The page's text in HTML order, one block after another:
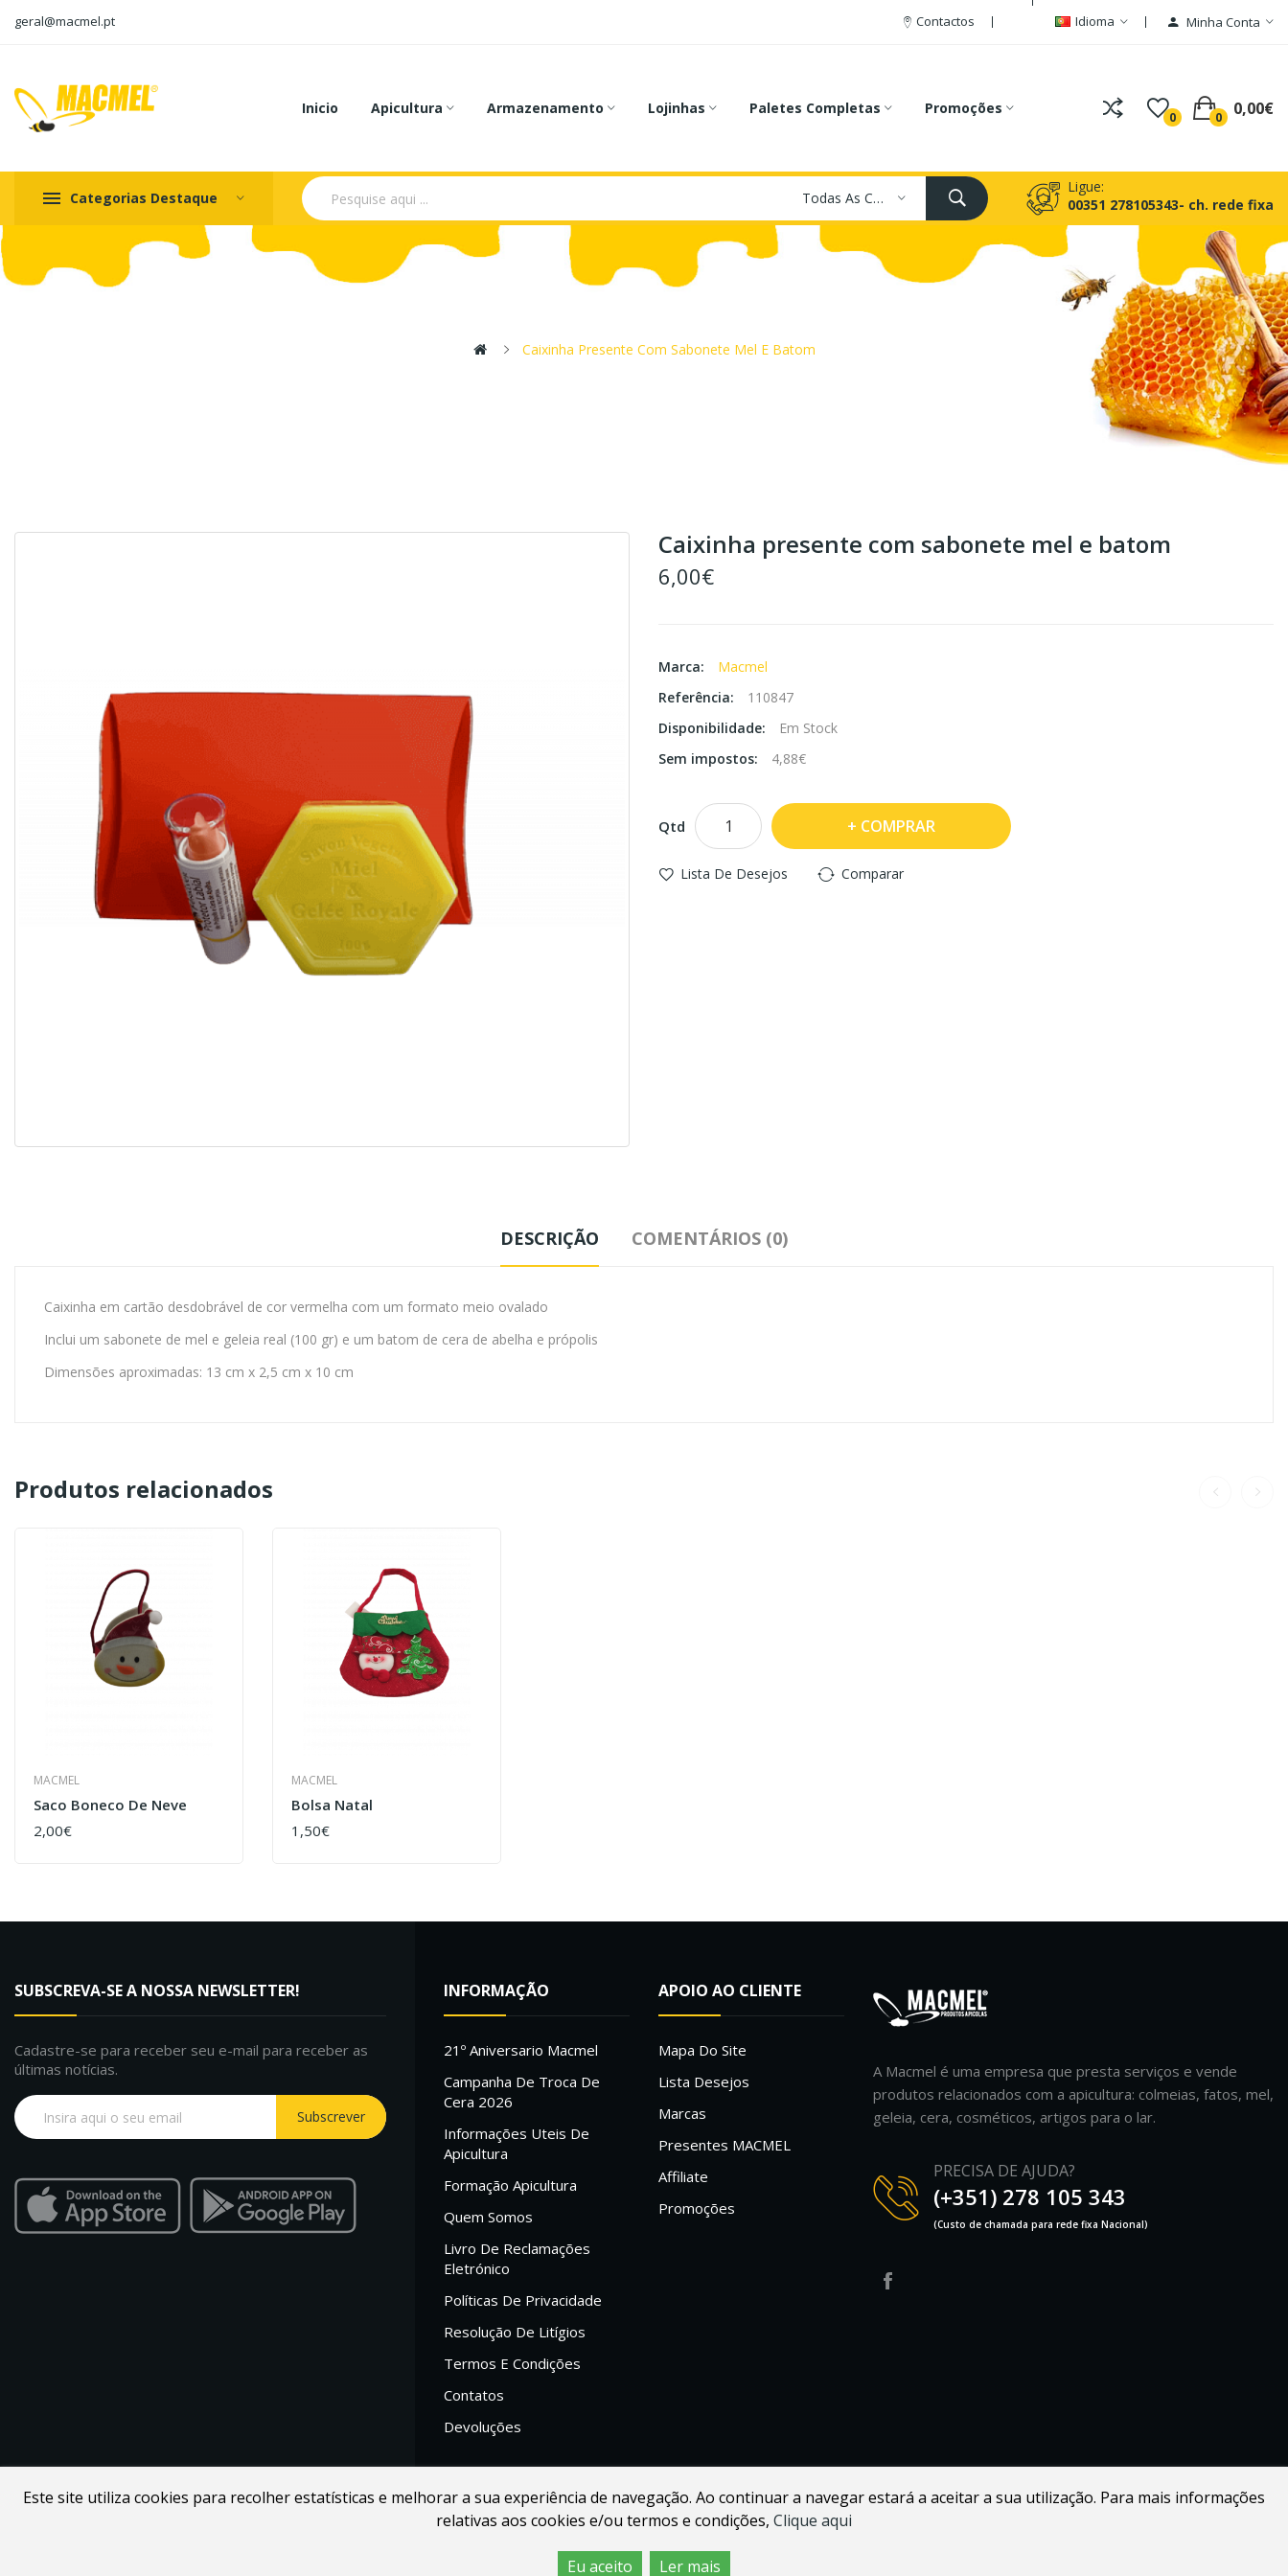
geral@macmel.pt Contactos Idioma Minha Conta
Inicio Apicultura Armazenamento Lojinhas Paletes Completas Promoções
0 0 0,00€
Categorias Destaque Todas As Categorias
Ligue:
00351 278105343- ch. rede fixa
Caixinha Presente Com Sabonete Mel E Batom
Caixinha presente com sabonete mel e batom
6,00€
Marca:
Macmel
Referência:
110847
Disponibilidade:
Em Stock
Sem impostos:
4,88€
Qtd COMPRAR
Lista De Desejos Comparar
DESCRIÇÃO COMENTÁRIOS (0)
Caixinha em cartão desdobrável de cor vermelha com um formato meio ovalado
Inclui um sabonete de mel e geleia real (100 gr) e um batom de cera de abelha e própolis
Dimensões aproximadas: 13 cm x 2,5 cm x 10 cm
Este site utiliza cookies para recolher estatísticas e melhorar a sua experiência de navegação. Ao continuar a navegar estará a aceitar a sua utilização. Para mais informações
relativas aos cookies e/ou termos e condições, Clique aqui
Eu aceito Ler mais
Produtos relacionados
MACMEL
Saco Boneco De Neve
2,00€
COMPRAR
MACMEL
Bolsa Natal
1,50€
COMPRAR
SUBSCREVA-SE A NOSSA NEWSLETTER!
Cadastre-se para receber seu e-mail para receber as
últimas notícias.
Subscrever
INFORMAÇÃO
21º Aniversario Macmel
Campanha De Troca De
Cera 2026
Informações Uteis De
Apicultura
Formação Apicultura
Quem Somos
Livro De Reclamações
Eletrónico
Políticas De Privacidade
Resolução De Litígios
Termos E Condições
Contatos
Devoluções
APOIO AO CLIENTE
Mapa Do Site
Lista Desejos
Marcas
Presentes MACMEL
Affiliate
Promoções
A Macmel é uma empresa que presta serviços e vende
produtos relacionados com a apicultura: colmeias, fatos, mel,
geleia, cera, cosméticos, artigos para o lar.
PRECISA DE AJUDA?
(+351) 278 105 343
(Custo de chamada para rede fixa Nacional)
Desenvolvido porWebdouro . Loja Online para Apicultores |